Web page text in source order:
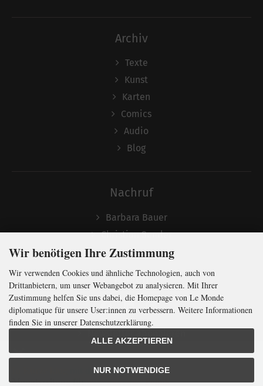
mit der weltweitgrößten
MonatszeitungfürinternationalePolitik
Archiv
Texte
Kunst
Karten
Comics
Audio
Blog
Nachruf
Barbara Bauer
Christian Semler
Folgen
Wir benötigen Ihre Zustimmung
Wir verwenden Cookies und ähnliche Technologien, auch von
Drittanbietern, um unser Webangebot zu analysieren. Mit Ihrer
Zustimmung helfen Sie uns dabei, die Homepage von Le Monde
diplomatique für unsere User:innen zu verbessern. Weitere Informationen
finden Sie in unserer Datenschutzerklärung.
ALLE AKZEPTIEREN
NUR NOTWENDIGE